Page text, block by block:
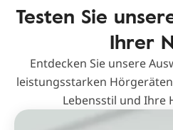
Testen Sie
Ihrer
Entdecken Sie unsere
leistungsstarken
Lebensstil und Ihre